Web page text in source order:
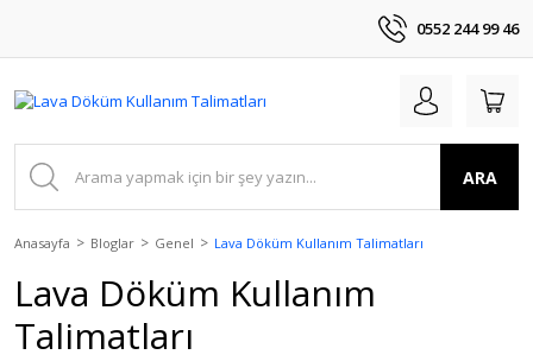
0552 244 99 46
ARA
Anasayfa Bloglar Genel Lava Döküm Kullanım Talimatları
Lava Döküm Kullanım
Talimatları